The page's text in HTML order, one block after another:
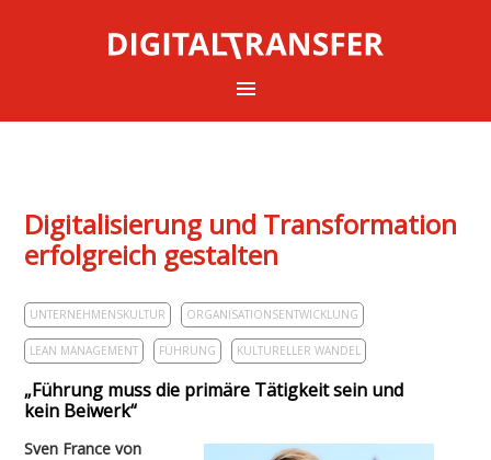
Digitalisierung und Transformation
erfolgreich gestalten
UNTERNEHMENSKULTUR ORGANISATIONSENTWICKLUNG
LEAN MANAGEMENT FÜHRUNG KULTURELLER WANDEL
„Führung muss die primäre Tätigkeit sein und
kein Beiwerk“
Sven France von